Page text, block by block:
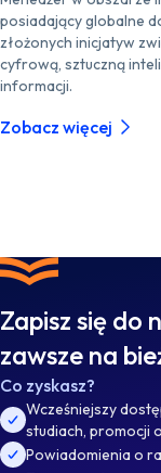
posiadający globalne
złożonych inicjatyw
cyfrową, sztuczną
informacji.
Zobacz więcej
Zapisz się do
zawsze na
Co zyskasz?
Wcześniejszy
studiach, promocji
Powiadomienia o